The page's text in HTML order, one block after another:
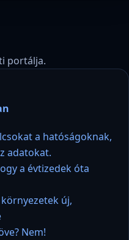
portálja.
a hatóságoknak,
adatokat.
a évtizedek óta
új,
Nem!